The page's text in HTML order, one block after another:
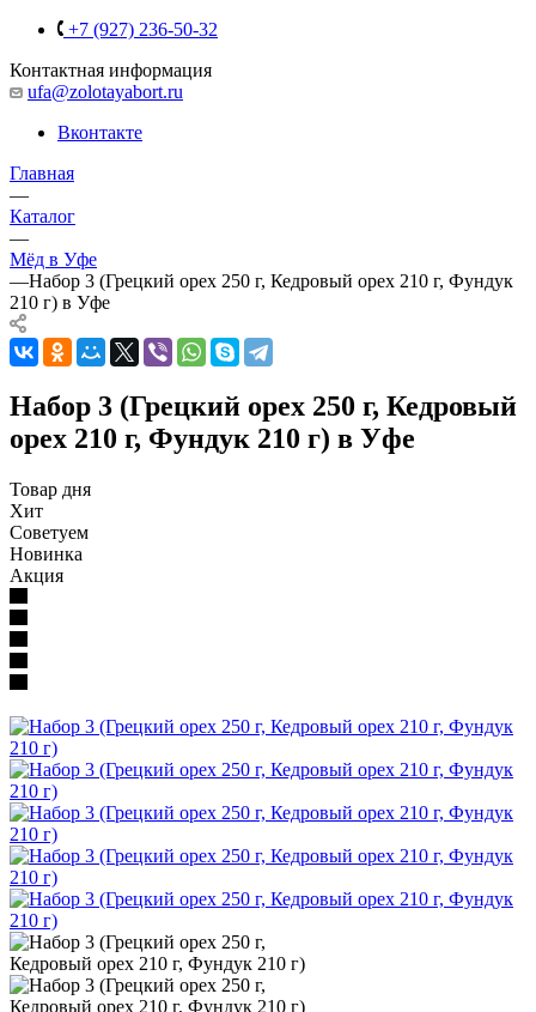
+7 (927) 236-50-32
Контактная информация
ufa@zolotayabort.ru
Вконтакте
Главная
—
Каталог
—
Мёд в Уфе
—Набор 3 (Грецкий орех 250 г, Кедровый орех 210 г, Фундук
210 г) в Уфе
Набор 3 (Грецкий орех 250 г, Кедровый
орех 210 г, Фундук 210 г) в Уфе
Товар дня
Хит
Советуем
Новинка
Акция